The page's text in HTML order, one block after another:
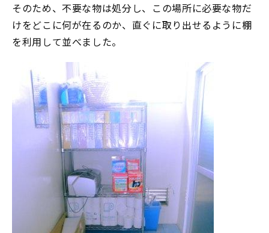
そのため、不要な物は処分し、この場所に必要な物だ
けをどこに何が在るのか、直ぐに取り出せるように棚
を利用して並べました。